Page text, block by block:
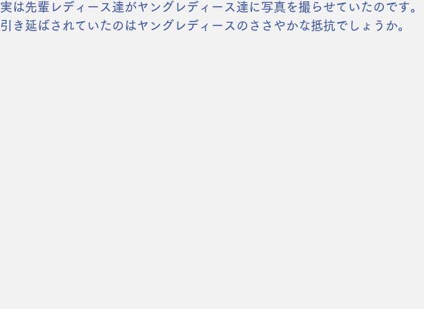
実は先輩レディース達がヤングレディース達に写真を撮らせていたのです。
引き延ばされていたのはヤングレディースのささやかな抵抗でしょうか。